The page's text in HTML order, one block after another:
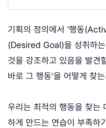
기획의 정의에서 '행동
(Desired Goal)을 성취하
것을 강조하고 있음을 발견
바로 그 행동'을 어떻게 찾
우리는 최적의 행동을 찾는
하게 만드는 연습이 부족하